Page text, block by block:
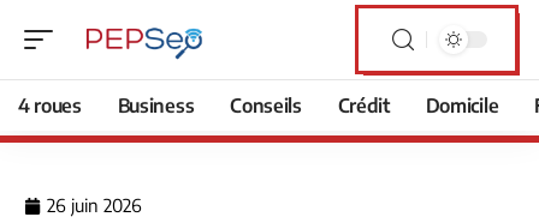
4 roues Business Conseils Crédit Domicile
26 juin 2026